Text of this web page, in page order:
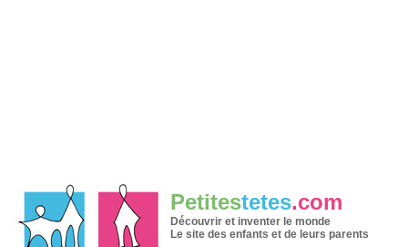
Petitestetes.com
Découvrir et inventer le monde
Le site des enfants et de leurs parents